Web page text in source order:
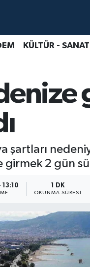
KÜLTÜR - SANAT
girmek 2 gün
1 DK
OKUNMA SÜRESI